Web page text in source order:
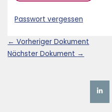
Passwort vergessen
← Vorheriger Dokument
Nächster Dokument →